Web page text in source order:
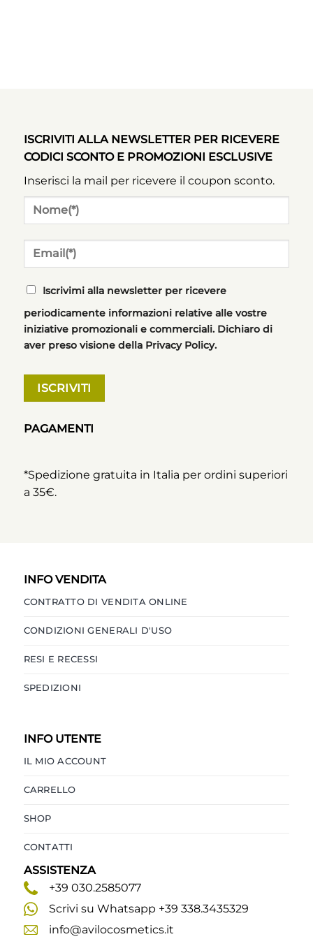
ISCRIVITI ALLA NEWSLETTER PER RICEVERE
CODICI SCONTO E PROMOZIONI ESCLUSIVE
Inserisci la mail per ricevere il coupon sconto.
Iscrivimi alla newsletter per ricevere
periodicamente informazioni relative alle vostre
iniziative promozionali e commerciali. Dichiaro di
aver preso visione della Privacy Policy.
PAGAMENTI
*Spedizione gratuita in Italia per ordini superiori
a 35€.
INFO VENDITA
CONTRATTO DI VENDITA ONLINE
CONDIZIONI GENERALI D'USO
RESI E RECESSI
SPEDIZIONI
INFO UTENTE
IL MIO ACCOUNT
CARRELLO
SHOP
CONTATTI
ASSISTENZA
+39 030.2585077
Scrivi su Whatsapp +39 338.3435329
info@avilocosmetics.it